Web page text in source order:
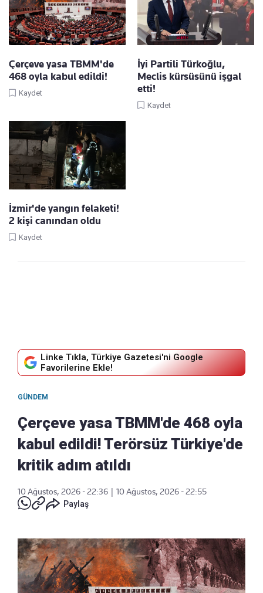
Çerçeve yasa TBMM'de
468 oyla kabul edildi!
Kaydet
İyi Partili Türkoğlu,
Meclis kürsüsünü işgal
etti!
Kaydet
İzmir'de yangın felaketi!
2 kişi canından oldu
Kaydet
Linke Tıkla, Türkiye Gazetesi'ni Google
Favorilerine Ekle!
GÜNDEM
Çerçeve yasa TBMM'de 468 oyla
kabul edildi! Terörsüz Türkiye'de
kritik adım atıldı
10 Ağustos, 2026 - 22:36
10 Ağustos, 2026 - 22:55
Paylaş